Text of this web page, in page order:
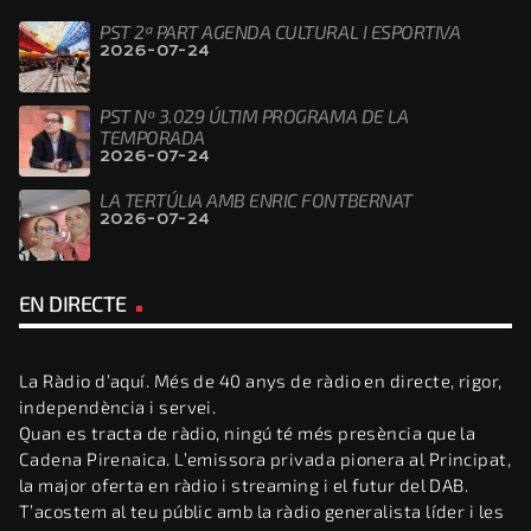
PST 2ª PART AGENDA CULTURAL I ESPORTIVA
2026-07-24
PST Nº 3.029 ÚLTIM PROGRAMA DE LA
TEMPORADA
2026-07-24
LA TERTÚLIA AMB ENRIC FONTBERNAT
2026-07-24
EN DIRECTE
La Ràdio d’aquí. Més de 40 anys de ràdio en directe, rigor,
independència i servei.
Quan es tracta de ràdio, ningú té més presència que la
Cadena Pirenaica. L’emissora privada pionera al Principat,
la major oferta en ràdio i streaming i el futur del DAB.
T’acostem al teu públic amb la ràdio generalista líder i les